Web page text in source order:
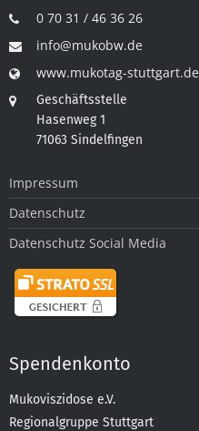
0 70 31 / 46 36 26
info@mukobw.de
www.mukotag-stuttgart.de
Geschäftsstelle
Hasenweg 1
71063 Sindelfingen
Impressum
Datenschutz
Datenschutz Social Media
Spendenkonto
Mukoviszidose e.V.
Regionalgruppe Stuttgart